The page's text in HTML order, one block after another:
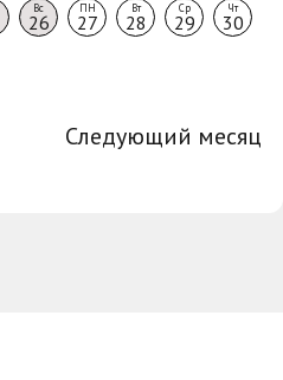
Вс
26
ПН
27
Вт
28
Ср
29
Чт
30
Следующий месяц